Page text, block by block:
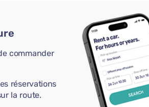
commander
réservations
la route.